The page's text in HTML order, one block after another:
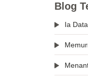
Blog
Ia